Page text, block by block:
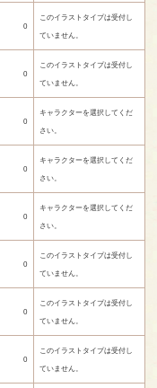
0
このイラストタイプは受付し
ていません。
0
このイラストタイプは受付し
ていません。
0
キャラクターを選択してくだ
さい。
0
キャラクターを選択してくだ
さい。
0
キャラクターを選択してくだ
さい。
0
このイラストタイプは受付し
ていません。
0
このイラストタイプは受付し
ていません。
0
このイラストタイプは受付し
ていません。